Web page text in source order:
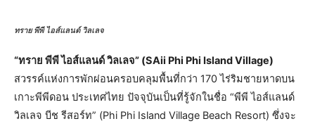
ทราย พีพี ไอส์แลนด์ วิลเลจ
“ทราย พีพี ไอส์แลนด์ วิลเลจ” (SAii Phi Phi Island Village)
สวรรค์แห่งการพักผ่อนครอบคลุมพื้นที่กว่า 170 ไร่ริมชายหาดบน
เกาะพีพีดอน ประเทศไทย ปัจจุบันเป็นที่รู้จักในชื่อ “พีพี ไอส์แลนด์
วิลเลจ บีช รีสอร์ท” (Phi Phi Island Village Beach Resort) ซึ่งจะ